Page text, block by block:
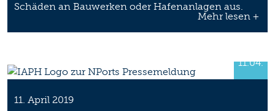
Schäden an Bauwerken oder Hafenanlagen aus.
Mehr lesen +
11.04.
11. April 2019